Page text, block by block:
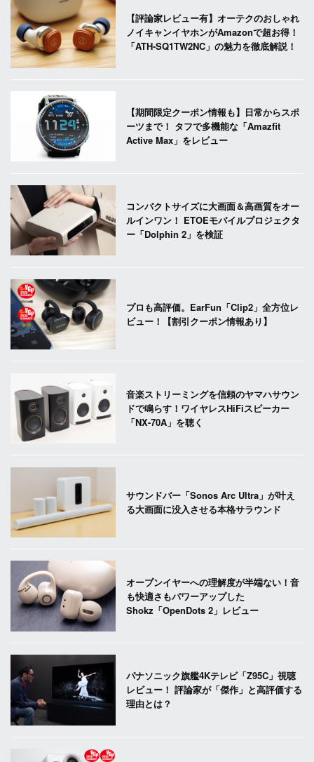
【評論家レビュー有】オーテクのおしゃれ
ノイキャンイヤホンがAmazonで超お得！
「ATH-SQ1TW2NC」の魅力を徹底解説！
【期間限定クーポン情報も】日常からスポ
ーツまで！ タフで多機能な「Amazfit
Active Max」をレビュー
コンパクトサイズに大画面＆高画質をオー
ルインワン！ ETOEモバイルプロジェクタ
ー「Dolphin 2」を検証
プロも高評価。EarFun「Clip2」全方位レ
ビュー！【割引クーポン情報あり】
音楽ストリーミングを信頼のヤマハサウン
ドで鳴らす！ワイヤレスHiFiスピーカー
「NX-70A」を聴く
サウンドバー「Sonos Arc Ultra」が叶え
る大画面に没入させる本格サラウンド
オープンイヤーへの理解度が半端ない！音
も快適さもパワーアップした
Shokz「OpenDots 2」レビュー
パナソニック旗艦4Kテレビ「Z95C」視聴
レビュー！ 評論家が「傑作」と高評価する
理由とは？